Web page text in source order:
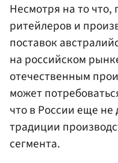
Несмотря на то
ритейлеров и
поставок
на российском
отечественным
может
что в России еще не
традиции
сегмента.